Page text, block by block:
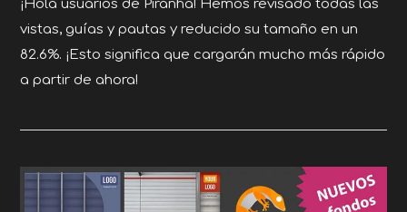
¡Hola usuarios de Piranha! Hemos revisado todas las
vistas, guías y pautas y reducido su tamaño en un
82.6%. ¡Esto significa que cargarán mucho más rápido
a partir de ahora!